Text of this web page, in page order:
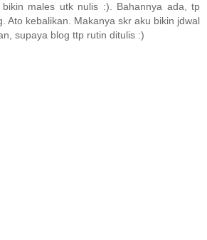
males utk nulis :). Bahannya ada, tp
Ato kebalikan. Makanya skr aku bikin jdwal
supaya blog ttp rutin ditulis :)